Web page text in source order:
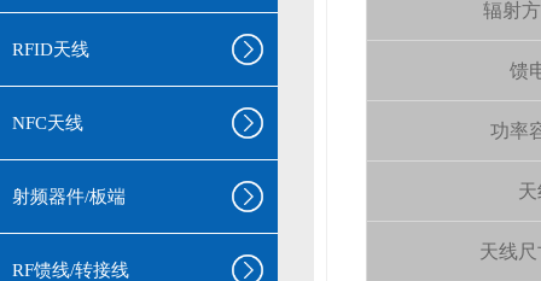
RFID天线
NFC天线
射频器件/板端
RF馈线/转接线
辐射
馈
功率
天
天线尺